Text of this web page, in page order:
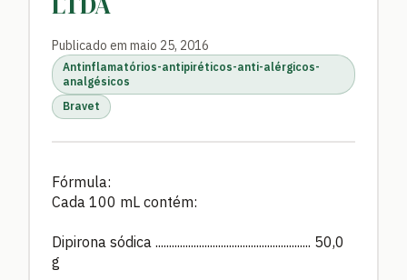
Publicado em maio 25, 2016
Antinflamatórios-antipiréticos-anti-alérgicos-
analgésicos
Bravet
Fórmula:
Cada 100 mL contém:
Dipirona sódica ......................................................... 50,0
g